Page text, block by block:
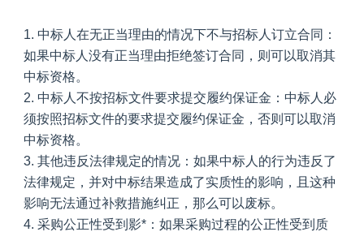
1. 中标人在无正当理由的情况下不与招标人订立合同：
如果中标人没有正当理由拒绝签订合同，则可以取消其
中标资格。
2. 中标人不按招标文件要求提交履约保证金：中标人必
须按照招标文件的要求提交履约保证金，否则可以取消
中标资格。
3. 其他违反法律规定的情况：如果中标人的行为违反了
法律规定，并对中标结果造成了实质性的影响，且这种
影响无法通过补救措施纠正，那么可以废标。
4. 采购公正性受到影*：如果采购过程的公正性受到质